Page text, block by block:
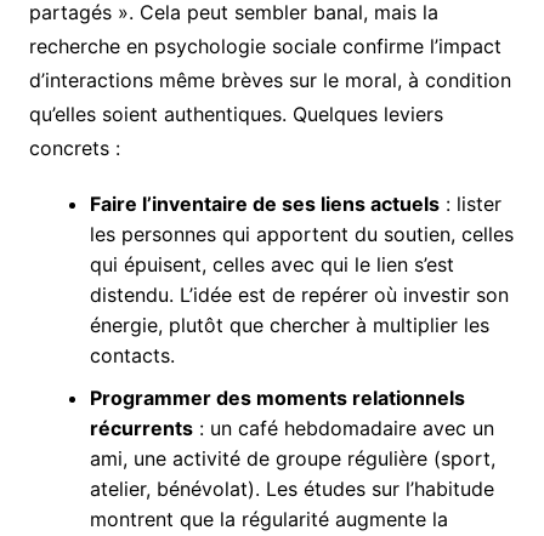
partagés ». Cela peut sembler banal, mais la
recherche en psychologie sociale confirme l’impact
d’interactions même brèves sur le moral, à condition
qu’elles soient authentiques. Quelques leviers
concrets :
Faire l’inventaire de ses liens actuels: lister
les personnes qui apportent du soutien, celles
qui épuisent, celles avec qui le lien s’est
distendu. L’idée est de repérer où investir son
énergie, plutôt que chercher à multiplier les
contacts.
Programmer des moments relationnels
récurrents: un café hebdomadaire avec un
ami, une activité de groupe régulière (sport,
atelier, bénévolat). Les études sur l’habitude
montrent que la régularité augmente la